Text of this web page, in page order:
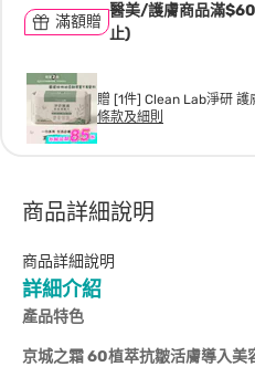
滿額贈
醫美/護膚商品滿
止)
贈 [1件] Clean Lab淨研
條款及細則
商品詳細說明
商品詳細說明
詳細介紹
產品特色
京城之霜60植萃抗皺活膚導入美